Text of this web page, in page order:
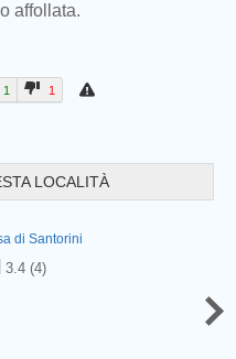
affollata.
1 1
LOCALITÀ
di Santorini
3.4 (4)